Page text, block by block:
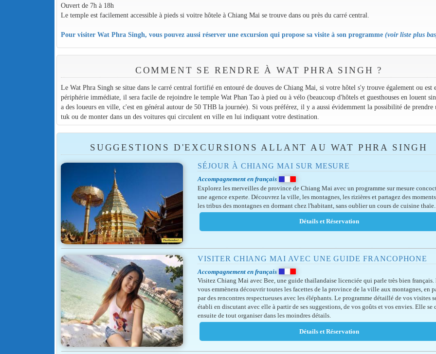
Ouvert de 7h à 18h
Le temple est facilement accessible à pieds si voitre hôtele à Chiang Mai se trouve dans ou près du carré central.
Pour visiter Wat Phra Singh, vous pouvez aussi réserver une excursion qui propose sa visite à son programme (voir liste plus
COMMENT SE RENDRE À WAT PHRA SINGH ?
Le Wat Phra Singh se situe dans le carré central fortifié en entouré de douves de Chiang Mai, si votre hôtel s'y trouve également ou est
périphérie immédiate, il sera facile de rejoindre le temple Wat Phan Tao à pied ou à vélo (beaucoup d'hôtels et guesthouses en louent
a des loueurs en ville, c'est en général autour de 50 THB la journée). Si vous préférez, il y a aussi évidemment la possibilité de prendre
tuk ou de monter dans un des voitures qui circulent en ville en lui indiquant votre destination.
SUGGESTIONS D'EXCURSIONS ALLANT AU WAT PHRA SINGH
SÉJOUR À CHIANG MAI SUR MESURE
Accompagnement en français
Explorez les merveilles de province de Chiang Mai avec un programme sur mesure
une agence experte. Découvrez la ville, les montagnes, les rizières et partagez des
les tribus des montagnes en dormant chez l'habitant, sans oublier un cours de cuisine thaïe.
VISITER CHIANG MAI AVEC UNE GUIDE FRANCOPHONE
Accompagnement en français
Visitez Chiang Mai avec Bee, une guide thaïlandaise licenciée qui parle très bien français.
vous emmènera découvrir toutes les facettes de la province de la ville aux montagnes, en
par des rencontres respectueuses avec les éléphants. Le programme détaillé de vos visites
établi en discutant avec elle à partir de ses suggestions, de vos goûts et vos envies. Elle se
ensuite de tout organiser dans les moindres détails.